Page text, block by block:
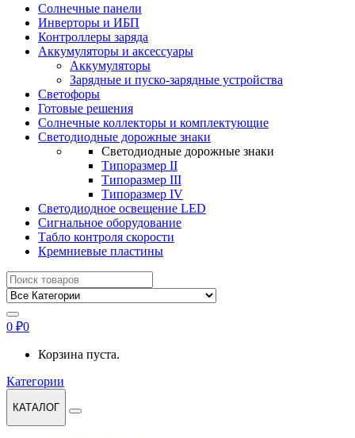
Солнечные панели
Инверторы и ИБП
Контроллеры заряда
Аккумуляторы и аксессуары
Аккумуляторы
Зарядные и пуско-зарядные устройства
Светофоры
Готовые решения
Солнечные коллекторы и комплектующие
Светодиодные дорожные знаки
Светодиодные дорожные знаки
Типоразмер II
Типоразмер III
Типоразмер IV
Светодиодное освещение LED
Сигнальное оборудование
Табло контроля скорости
Кремниевые пластины
Найти:
0 ₽0
Корзина пуста.
Категории
КАТАЛОГ